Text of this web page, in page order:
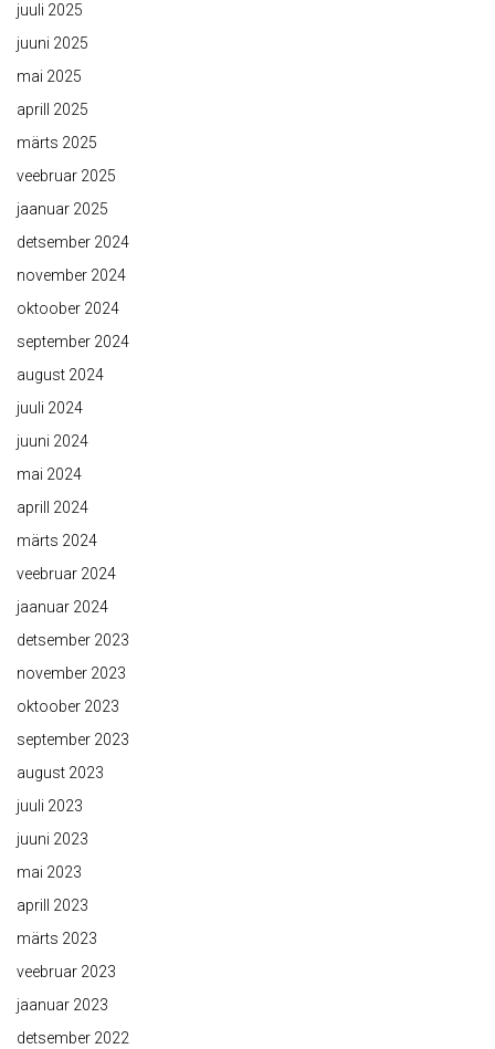
juuli 2025
juuni 2025
mai 2025
aprill 2025
märts 2025
veebruar 2025
jaanuar 2025
detsember 2024
november 2024
oktoober 2024
september 2024
august 2024
juuli 2024
juuni 2024
mai 2024
aprill 2024
märts 2024
veebruar 2024
jaanuar 2024
detsember 2023
november 2023
oktoober 2023
september 2023
august 2023
juuli 2023
juuni 2023
mai 2023
aprill 2023
märts 2023
veebruar 2023
jaanuar 2023
detsember 2022